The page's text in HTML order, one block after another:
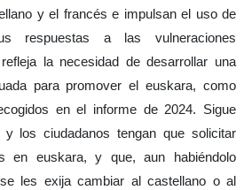
y el francés e impulsan el uso de
respuestas a las vulneraciones
la necesidad de desarrollar una
para promover el euskara, como
en el informe de 2024. Sigue
los ciudadanos tengan que solicitar
en euskara, y que, aun habiéndolo
les exija cambiar al castellano o al